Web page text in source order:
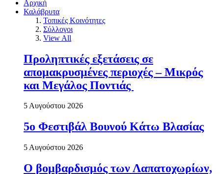
Αρχική
Καλάβρυτα
Τοπικές Κοινότητες
Σύλλογοι
View All
Προληπτικές εξετάσεις σε
απομακρυσμένες περιοχές – Μικρός
και Μεγάλος Ποντιάς
5 Αυγούστου 2026
5ο Φεστιβάλ Βουνού Κάτω Βλασίας
5 Αυγούστου 2026
Ο βομβαρδισμός των Λαπατοχωρίων,